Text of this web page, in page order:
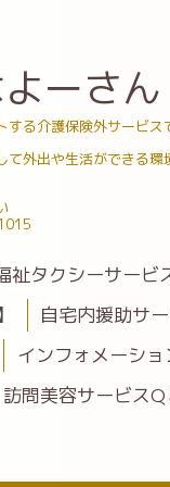
ーさん
る介護保険外サービス
外出や生活ができる環
祉タクシーサービ
自宅内援助サ
インフォメーショ
訪問美容サービス